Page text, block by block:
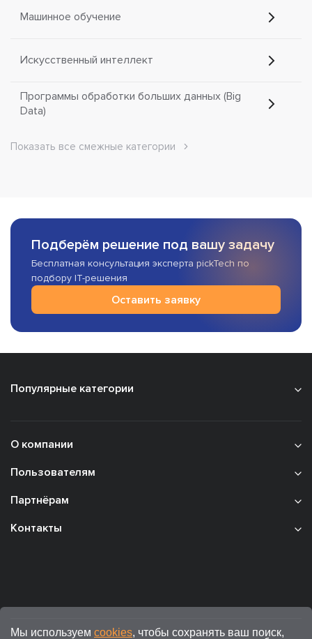
Машинное обучение
Искусственный интеллект
Программы обработки больших данных (Big
Data)
Показать все смежные категории
Подберём решение под вашу задачу
Бесплатная консультация эксперта pickTech по
подбору IT-решения
Оставить заявку
Популярные категории
О компании
Пользователям
Партнёрам
Контакты
Мы используем cookies, чтобы сохранять ваш поиск,